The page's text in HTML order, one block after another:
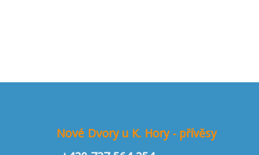
Nové Dvory u K. Hory - přívěsy